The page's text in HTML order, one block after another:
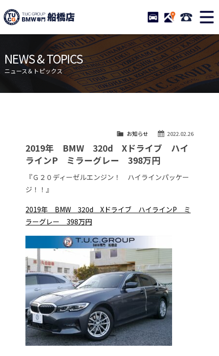
TUCグループ BMW専門 船
STOCK ACCESS 047-
ニュース
在庫リスト
目玉車両一覧
店舗紹介
保証＆サービス
アクセスマップ
自動車保険
TUCとは？
リクルート
納車blog
スタッフblog
会社概要
NEWS & TOPICS
ニュース＆トピックス
2022.02.26
お知らせ
2019年 BMW 320d Xドライブ ハイ
ラインP ミラーグレー 398万円
『Ｇ２０ディーゼルエンジン！ ハイラインパッケー
ジ！！』
2019年 BMW 320d Xドライブ ハイラインP ミ
ラーグレー 398万円